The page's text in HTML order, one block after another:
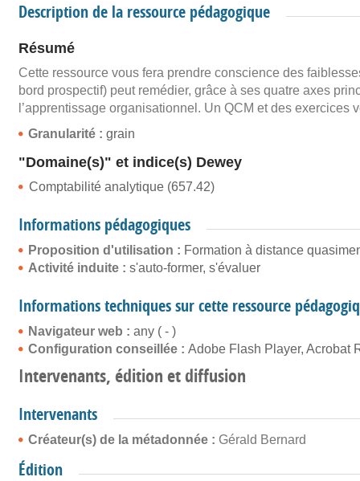
Description de la ressource pédagogique
Résumé
Cette ressource vous fera prendre conscience des
bord prospectif) peut remédier, grâce à ses quatre axes
l’apprentissage organisationnel. Un QCM et des exercices
Granularité : grain
"Domaine(s)" et indice(s) Dewey
Comptabilité analytique (657.42)
Informations pédagogiques
Proposition d'utilisation : Formation à distance
Activité induite : s'auto-former, s'évaluer
Informations techniques sur cette ressource
Navigateur web : any ( - )
Configuration conseillée : Adobe Flash Player, Acrobat
Intervenants, édition et diffusion
Intervenants
Créateur(s) de la métadonnée : Gérald Bernard
Édition